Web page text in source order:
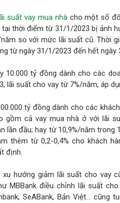
suất vay mua nhàcho một số
thời điểm từ 31/1/2023 bị ảnh
so với mức lãi suất cũ. Thời
từ ngày 31/1/2023 đến hết ngày
10.000 tỷ đồng dành cho các
lãi suất cho vay từ 7%/năm, áp
tỷ đồng dành cho các
gồm cả vay mua nhà ở với lãi
lần đầu; hay từ 10,9%/năm trong
thêm từ 0,2-0,4% cho khách
định.
xu hướng giảm lãi suất cho vay
MBBank điều chỉnh lãi suất
SeABank, Bản Việt… cũng